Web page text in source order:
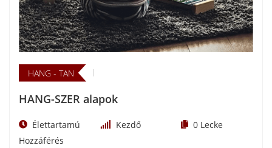
HANG - TAN
HANG-SZER alapok
Élettartamú
Hozzáférés
Kezdő 0 Lecke